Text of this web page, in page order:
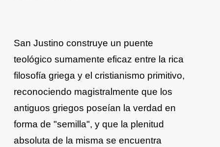
San Justino construye un puente
teológico sumamente eficaz entre la rica
filosofía griega y el cristianismo primitivo,
reconociendo magistralmente que los
antiguos griegos poseían la verdad en
forma de "semilla", y que la plenitud
absoluta de la misma se encuentra